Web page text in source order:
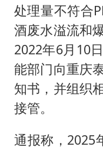
处理量不符合
酒废水溢流和
2022年6月10
能部门向重庆
知书，并组织
接管。
通报称，2025